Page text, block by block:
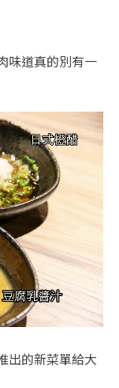
味道真的別有一
出的新菜單給大